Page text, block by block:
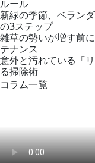
ルール
新緑の季節、ベラン
の3ステップ
雑草の勢いが増す前
テナンス
意外と汚れている「
る掃除術
コラム一覧